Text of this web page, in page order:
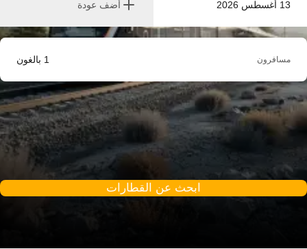
13 أغسطس 2026 أضف عودة
مسافرون 1 بالغون
ابحث عن القطارات